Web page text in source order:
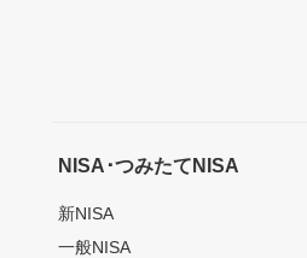
NISA･つみたてNISA
新NISA
一般NISA